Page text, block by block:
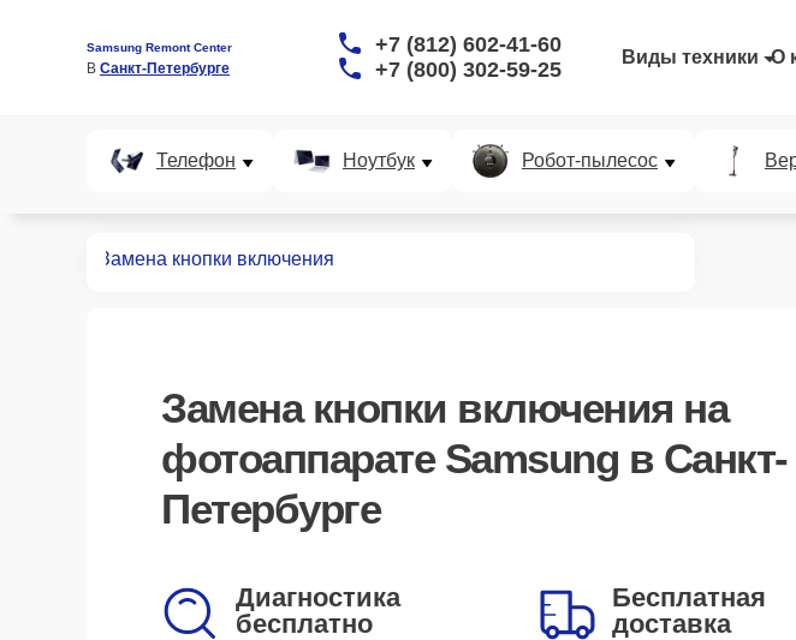
Samsung Remont Center
В Санкт-Петербурге
+7 (812) 602-41-60
+7 (800) 302-59-25
Виды техники О
Телефон Ноутбук Робот-пылесос
Замена кнопки включения
Замена кнопки включения на
фотоаппарате Samsung в Санкт-
Петербурге
Диагностика
бесплатно
Бесплатная
доставка